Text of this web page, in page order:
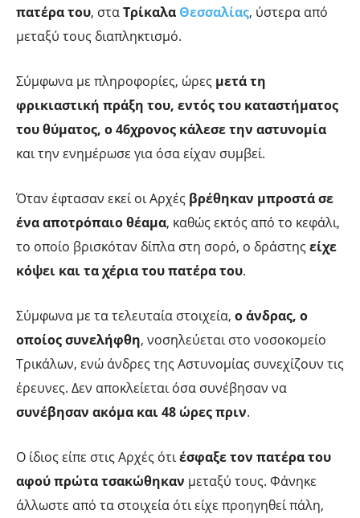
πατέρα του, σταΤρίκαλα Θεσσαλίας, ύστερα από
μεταξύ τους διαπληκτισμό.
Σύμφωνα με πληροφορίες, ώρες μετά τη
φρικιαστική πράξη του, εντός του καταστήματος
του θύματος, ο 46χρονος κάλεσε την αστυνομία
και την ενημέρωσε για όσα είχαν συμβεί.
Όταν έφτασαν εκεί οι Αρχές βρέθηκαν μπροστά σε
ένα αποτρόπαιο θέαμα, καθώς εκτός από το κεφάλι,
το οποίο βρισκόταν δίπλα στη σορό, ο δράστης είχε
κόψει και τα χέρια του πατέρα του.
Σύμφωνα με τα τελευταία στοιχεία, ο άνδρας, ο
οποίος συνελήφθη, νοσηλεύεται στο νοσοκομείο
Τρικάλων, ενώ άνδρες της Αστυνομίας συνεχίζουν τις
έρευνες. Δεν αποκλείεται όσα συνέβησαν να
συνέβησαν ακόμα και 48 ώρες πριν.
Ο ίδιος είπε στις Αρχές ότιέσφαξε τον πατέρα του
αφού πρώτα τσακώθηκαν μεταξύ τους. Φάνηκε
άλλωστε από τα στοιχεία ότι είχε προηγηθεί πάλη,